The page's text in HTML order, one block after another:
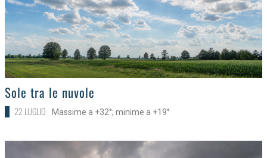
>
Sole tra le nuvole
22 LUGLIO Massime a +32°; minime a +19°